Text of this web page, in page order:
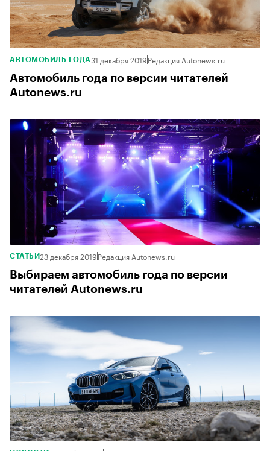
АВТОМОБИЛЬ ГОДА31 декабря 2019Редакция Autonews.ru
Автомобиль года по версии читателей
Autonews.ru
СТАТЬИ23 декабря 2019Редакция Autonews.ru
Выбираем автомобиль года по версии
читателей Autonews.ru